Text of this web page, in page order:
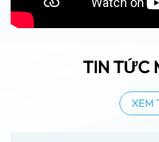
TIN TỨC
XEM